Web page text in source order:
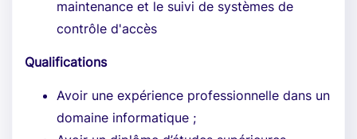
maintenance et le suivi de systèmes de
contrôle d'accès
Qualifications
Avoir une expérience professionnelle dans un
domaine informatique ;